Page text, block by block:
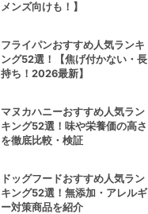
メンズ向けも！】
フライパンおすすめ人気ランキ
ング52選！【焦げ付かない・長
持ち！2026最新】
マヌカハニーおすすめ人気ラン
キング52選！味や栄養価の高さ
を徹底比較・検証
ドッグフードおすすめ人気ラン
キング52選！無添加・アレルギ
ー対策商品を紹介